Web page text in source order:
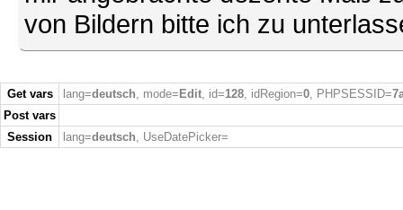
von Bildern bitte ich zu
Get vars lang=deutsch, mode= Edit, id=128, idRegion=0, PHPSESSID=
Post vars
Session
lang=deutsch, UseDatePicker=